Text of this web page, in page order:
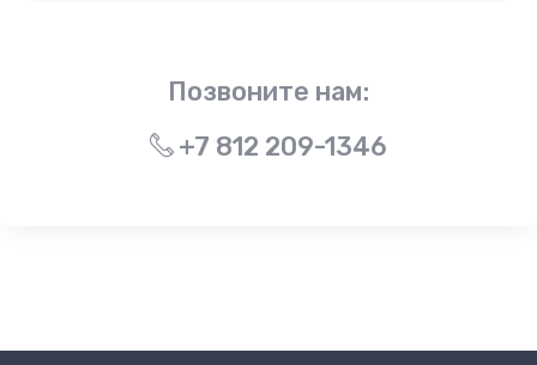
Позвоните нам:
+7 812 209-1346